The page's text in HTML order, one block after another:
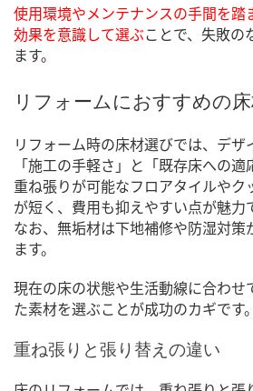
使用環境やメンテナンスの手間を踏
効果を意識して選ぶことで、失敗の
ます。
リフォームにおすすめの
リフォーム時の床材選びでは、デザ
「施工の手軽さ」と「既存床への適
重ね張りが可能なフロアタイルやク
が短く、費用も抑えやすい点が魅力
なお、無垢材は下地補修や防湿対策
ます。
現在の床の状態や生活動線に合わせ
た素材を選ぶことが成功のカギです。
重ね張りと張り替えの違い